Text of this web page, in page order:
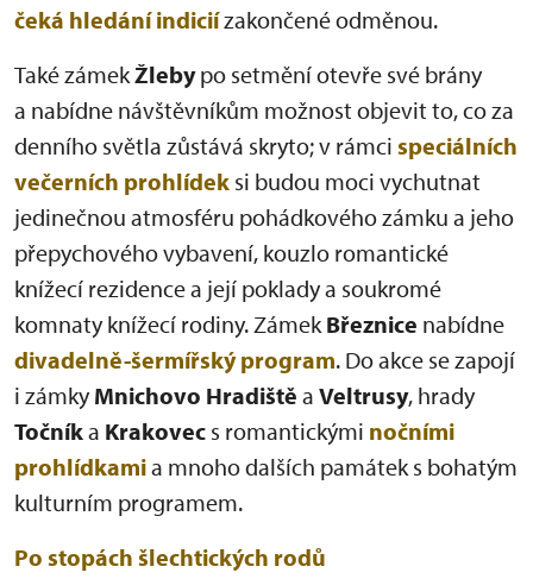
čeká hledání indiciízakončené odměnou.
Také zámekŽlebypo setmění otevře své brány
a nabídne návštěvníkům možnost objevit to, co za
denního světla zůstává skryto; v rámci speciálních
večerních prohlídek si budou moci vychutnat
jedinečnou atmosféru pohádkového zámku a jeho
přepychového vybavení, kouzlo romantické
knížecí rezidence a její poklady a soukromé
komnaty knížecí rodiny. ZámekBřeznice nabídne
divadelně-šermířský program. Do akce se zapojí
i zámky Mnichovo Hradiště a Veltrusy, hrady
Točníka Krakovec s romantickými nočními
prohlídkamia mnoho dalších památek s bohatým
kulturním programem.
Po stopách šlechtických rodů